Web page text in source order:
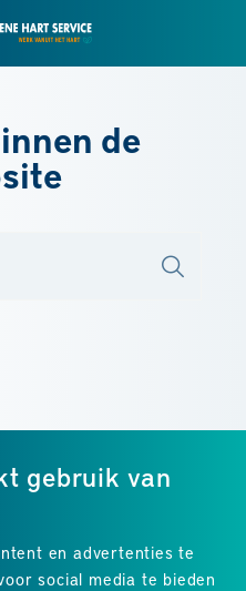
gebruik van
en advertenties te
social media te bieden
de